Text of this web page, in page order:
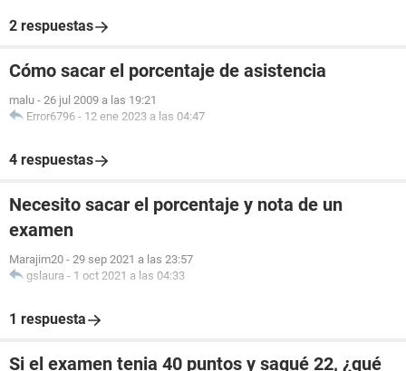
2 respuestas
Cómo sacar el porcentaje de asistencia
malu - 26 jul 2009 a las 19:21
Error6796 - 12 ene 2023 a las 04:47
4 respuestas
Necesito sacar el porcentaje y nota de un
examen
Marajim20 - 29 sep 2021 a las 23:57
gslaura - 1 oct 2021 a las 04:33
1 respuesta
Si el examen tenia 40 puntos y saqué 22, ¿qué